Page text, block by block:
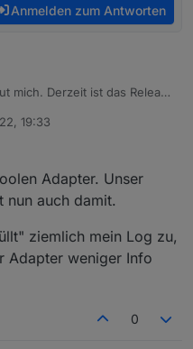
Anmelden zum Antworten
mich. Derzeit ist das Release
19:33
Adapter. Unser
nun auch damit.
ziemlich mein Log zu,
Adapter weniger Info
0